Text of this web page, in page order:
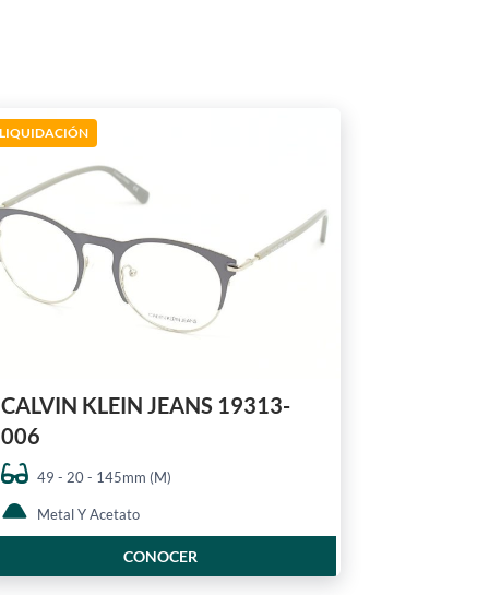
LIQUIDACIÓN
CALVIN KLEIN JEANS 19313-
006
49 - 20 - 145mm (M)
Metal Y Acetato
CONOCER